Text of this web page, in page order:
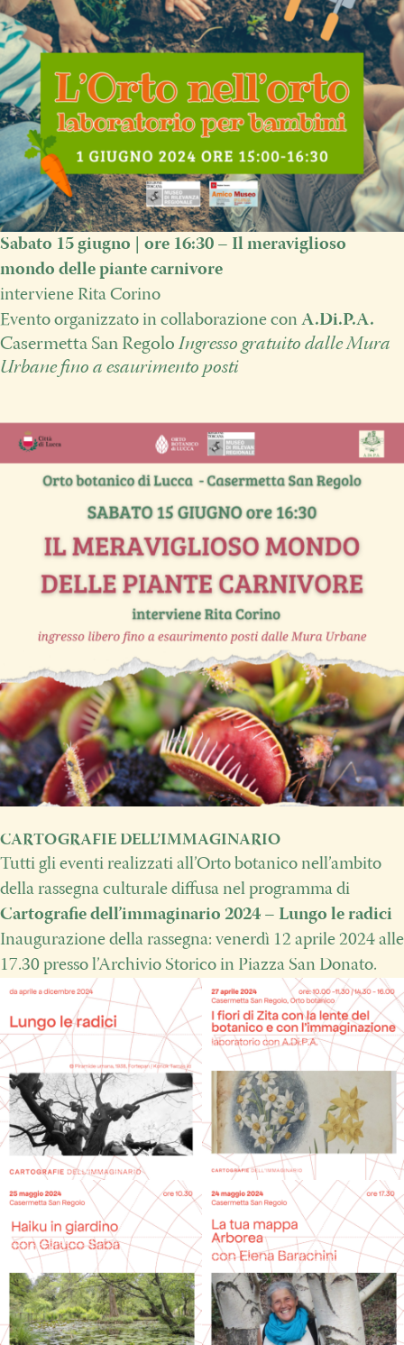
Sabato 15 giugno | ore 16:30 – Il meraviglioso
mondo delle piante carnivore
interviene Rita Corino
Evento organizzato in collaborazione con A.Di.P.A.
Casermetta San RegoloIngresso gratuito dalle Mura
Urbane fino a esaurimento posti
CARTOGRAFIE DELL’IMMAGINARIO
Tutti gli eventi realizzati all’Orto botanico nell’ambito
della rassegna culturale diffusa nel programma di
Cartografie dell’immaginario 2024 – Lungo le radici
Inaugurazione della rassegna: venerdì 12 aprile 2024 alle
17.30 presso l’Archivio Storico in Piazza San Donato.